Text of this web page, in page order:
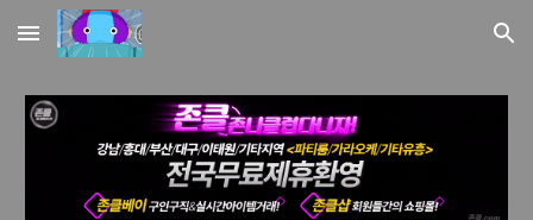
Skip to main content Skip to navigation